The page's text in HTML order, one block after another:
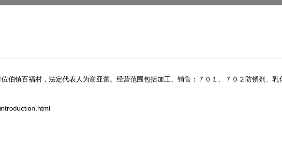
伯镇百福村，法定代表人为谢亚蕾。经营范围包括加工、销售：７０１、７０２防锈剂、